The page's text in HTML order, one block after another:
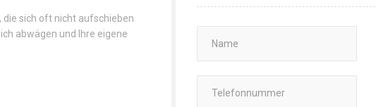
die sich oft nicht aufschieben
abwägen und Ihre eigene